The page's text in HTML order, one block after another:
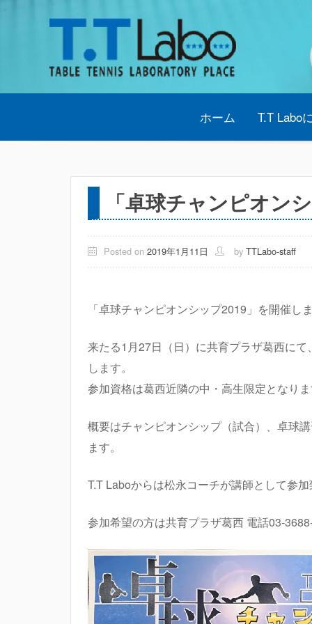
ホーム T.T Labo
「卓球チャンピオン
Posted on 2019年1月11日 by TTLabo-staff
「卓球チャンピオンシップ2019」を開催し
来たる1月27日（日）に共育プラザ葛西に
します。
参加資格は葛西近隣の中・高生限定となり
概要はチャンピオンシップ（試合）、卓球
ます。
T.T Laboからは松永コーチが講師として参
参加希望の方は共育プラザ葛西 電話03-